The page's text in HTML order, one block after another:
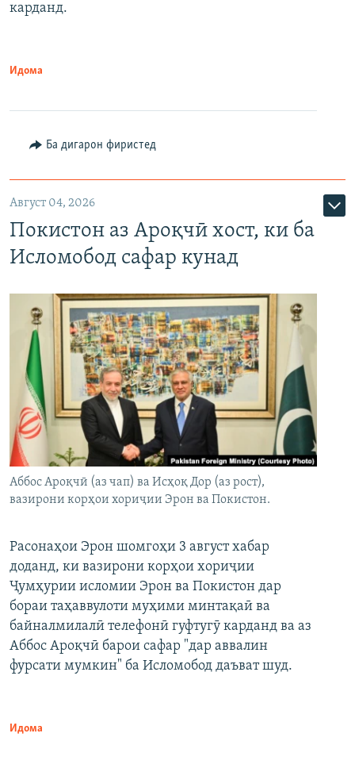
карданд.
Идома
Ба дигарон фиристед
Август 04, 2026
Покистон аз Ароқчӣ хост, ки ба
Исломобод сафар кунад
Аббос Ароқчӣ (аз чап) ва Исҳоқ Дор (аз рост),
вазирони корҳои хориҷии Эрон ва Покистон.
Расонаҳои Эрон шомгоҳи 3 август хабар
доданд, ки вазирони корҳои хориҷии
Ҷумҳурии исломии Эрон ва Покистон дар
бораи таҳаввулоти муҳими минтақаӣ ва
байналмилалӣ телефонӣ гуфтугӯ карданд ва аз
Аббос Ароқчӣ барои сафар "дар аввалин
фурсати мумкин" ба Исломобод даъват шуд.
Идома